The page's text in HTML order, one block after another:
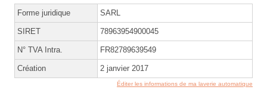
Forme juridique SARL
SIRET 78963954900045
N° TVA Intra. FR82789639549
Création 2 janvier 2017
Éditer les informations de ma laverie automatique